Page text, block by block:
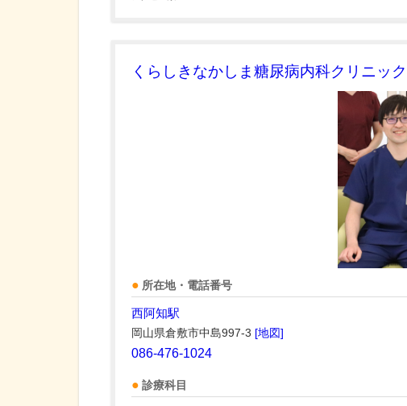
くらしきなかしま糖尿病内科クリニック
所在地・電話番号
西阿知駅
岡山県倉敷市中島997-3 [地図]
086-476-1024
診療科目